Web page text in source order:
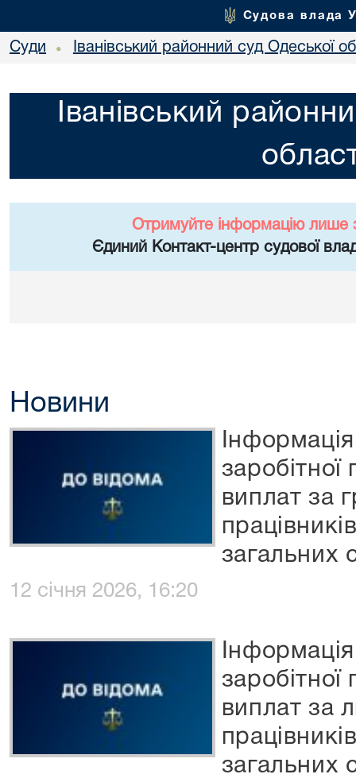
Судова влада
Суди • Іванівський районний суд Одеської
Іванівський
Отримуйте інформацію лише
Єдиний Контакт-центр судової
Новини
виплат за
загальних
12 січня 2026, 16:20
виплат за
загальних